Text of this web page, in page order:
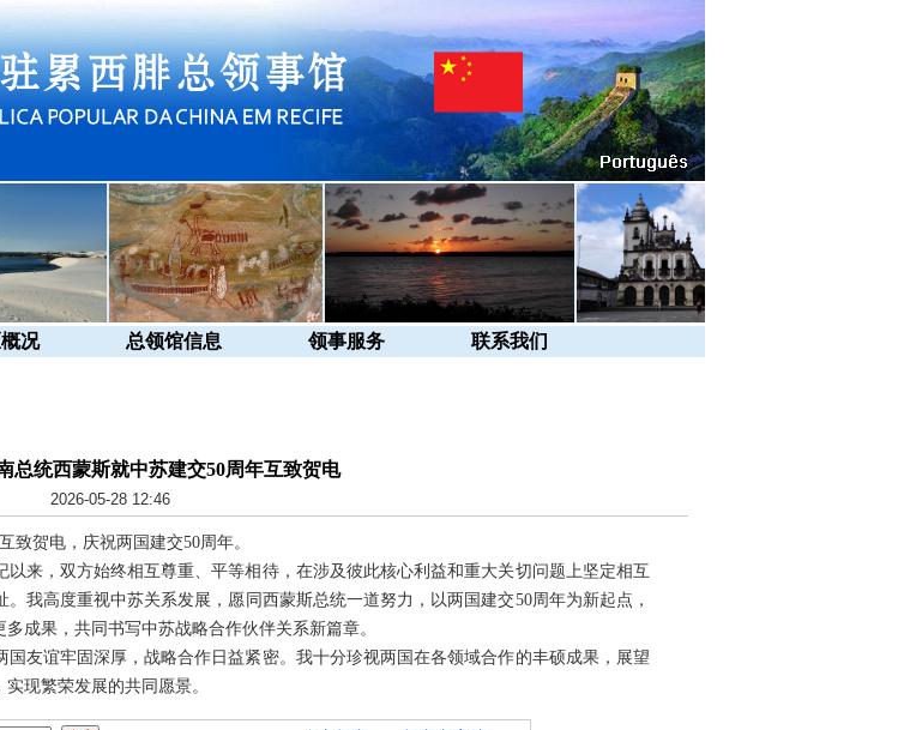
况 总领馆信息 领事服务 联系我们
总统西蒙斯就中苏建交50周年互致贺电
2026-05-28 12:46
致贺电，庆祝两国建交50周年。
来，双方始终相互尊重、平等相待，在涉及彼此核心利益和重大关切问题上坚定相互
我高度重视中苏关系发展，愿同西蒙斯总统一道努力，以两国建交50周年为新起点，
成果，共同书写中苏战略合作伙伴关系新篇章。
友谊牢固深厚，战略合作日益紧密。我十分珍视两国在各领域合作的丰硕成果，展望
现繁荣发展的共同愿景。